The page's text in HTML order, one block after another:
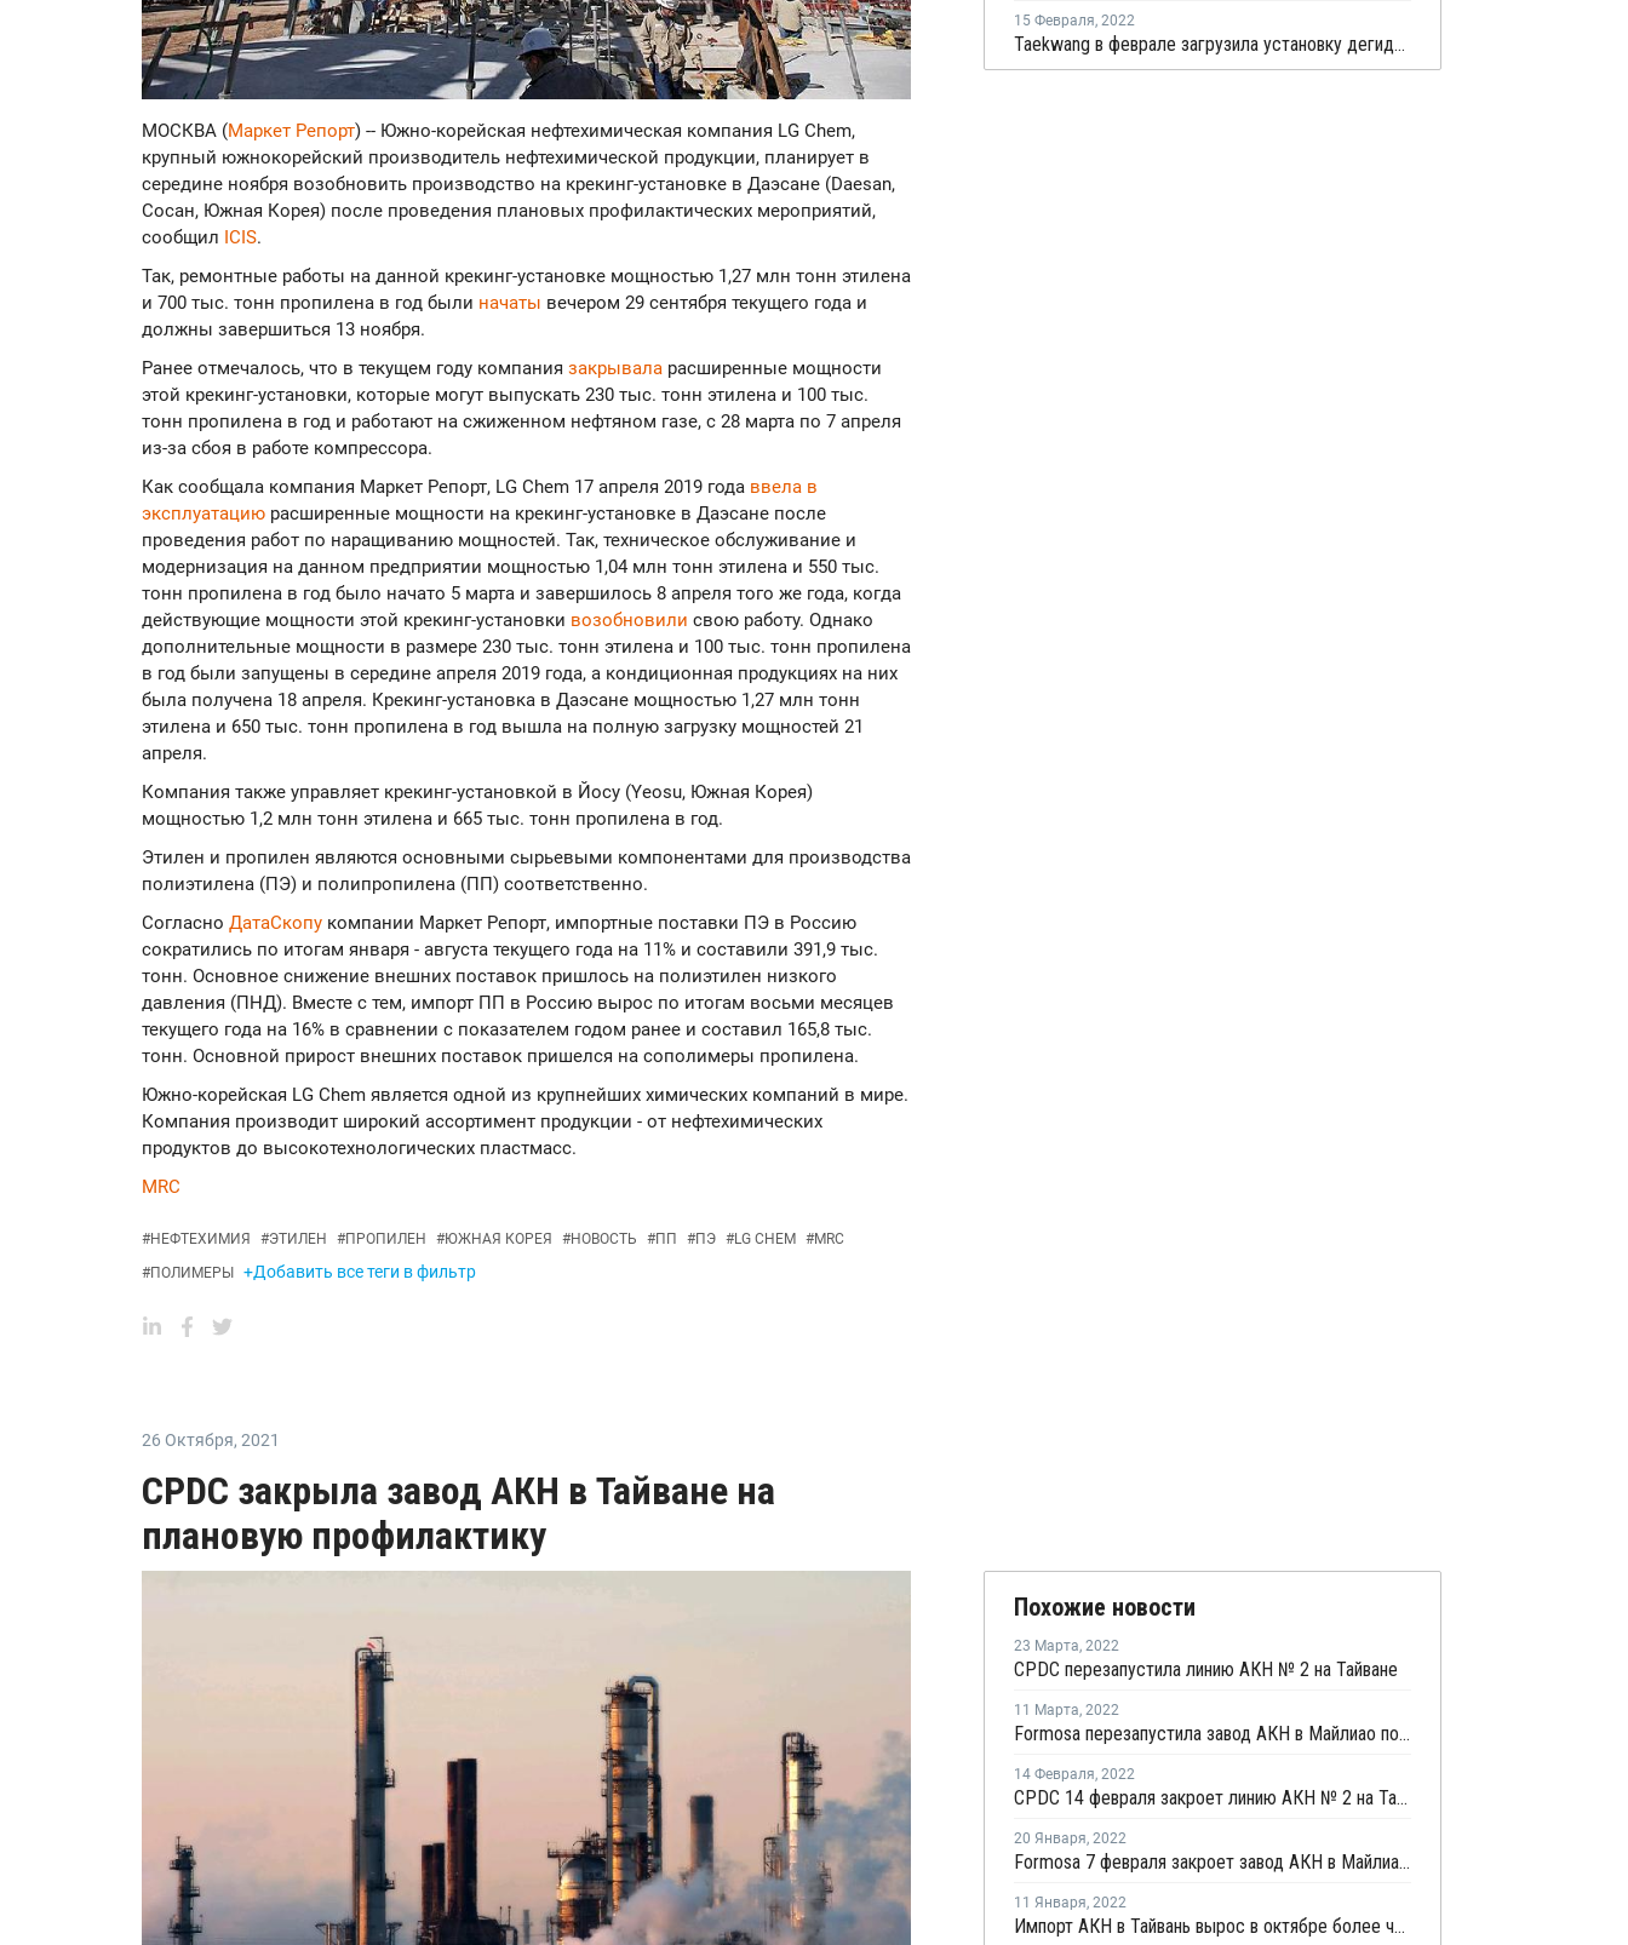
МОСКВА (Маркет Репорт) -- Южно-корейская нефтехимическая компания LG Chem,
крупный южнокорейский производитель нефтехимической продукции, планирует в
середине ноября возобновить производство на крекинг-установке в Даэсане (Daesan,
Сосан, Южная Корея) после проведения плановых профилактических мероприятий,
сообщил ICIS.
Так, ремонтные работы на данной крекинг-установке мощностью 1,27 млн тонн этилена
и 700 тыс. тонн пропилена в год были начаты вечером 29 сентября текущего года и
должны завершиться 13 ноября.
Ранее отмечалось, что в текущем году компания закрывала расширенные мощности
этой крекинг-установки, которые могут выпускать 230 тыс. тонн этилена и 100 тыс.
тонн пропилена в год и работают на сжиженном нефтяном газе, с 28 марта по 7 апреля
из-за сбоя в работе компрессора.
Как сообщала компания Маркет Репорт, LG Chem 17 апреля 2019 года ввела в
эксплуатацию расширенные мощности на крекинг-установке в Даэсане после
проведения работ по наращиванию мощностей. Так, техническое обслуживание и
модернизация на данном предприятии мощностью 1,04 млн тонн этилена и 550 тыс.
тонн пропилена в год было начато 5 марта и завершилось 8 апреля того же года, когда
действующие мощности этой крекинг-установки возобновили свою работу. Однако
дополнительные мощности в размере 230 тыс. тонн этилена и 100 тыс. тонн пропилена
в год были запущены в середине апреля 2019 года, а кондиционная продукциях на них
была получена 18 апреля. Крекинг-установка в Даэсане мощностью 1,27 млн тонн
этилена и 650 тыс. тонн пропилена в год вышла на полную загрузку мощностей 21
апреля.
Компания также управляет крекинг-установкой в Йосу (Yeosu, Южная Корея)
мощностью 1,2 млн тонн этилена и 665 тыс. тонн пропилена в год.
Этилен и пропилен являются основными сырьевыми компонентами для производства
полиэтилена (ПЭ) и полипропилена (ПП) соответственно.
Согласно ДатаСкопу компании Маркет Репорт, импортные поставки ПЭ в Россию
сократились по итогам января - августа текущего года на 11% и составили 391,9 тыс.
тонн. Основное снижение внешних поставок пришлось на полиэтилен низкого
давления (ПНД). Вместе с тем, импорт ПП в Россию вырос по итогам восьми месяцев
текущего года на 16% в сравнении с показателем годом ранее и составил 165,8 тыс.
тонн. Основной прирост внешних поставок пришелся на сополимеры пропилена.
Южно-корейская LG Chem является одной из крупнейших химических компаний в мире.
Компания производит широкий ассортимент продукции - от нефтехимических
продуктов до высокотехнологических пластмасс.
MRC
#НЕФТЕХИМИЯ #ЭТИЛЕН #ПРОПИЛЕН #ЮЖНАЯ КОРЕЯ #НОВОСТЬ #ПП #ПЭ #LG CHEM #MRC
#ПОЛИМЕРЫ +Добавить все теги в фильтр
15 Февраля, 2022
Taekwang в феврале загрузила установку дегидрирования пропана в Ульсане на полную мощность
26 Октября, 2021
CPDC закрыла завод АКН в Тайване на
плановую профилактику
Похожие новости
23 Марта, 2022
CPDC перезапустила линию АКН № 2 на Тайване
11 Марта, 2022
Formosa перезапустила завод АКН в Майлиао после плановой профилактики
14 Февраля, 2022
CPDC 14 февраля закроет линию АКН № 2 на Тайване
20 Января, 2022
Formosa 7 февраля закроет завод АКН в Майлиао на плановую профилактику
11 Января, 2022
Импорт АКН в Тайвань вырос в октябре более чем в 3,5 раза